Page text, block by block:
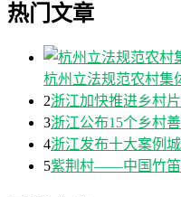
热门文章
杭州立法规范农村集
2浙江加快推进乡村
3浙江公布15个乡村
4浙江发布十大案例
5紫荆村——中国竹笛